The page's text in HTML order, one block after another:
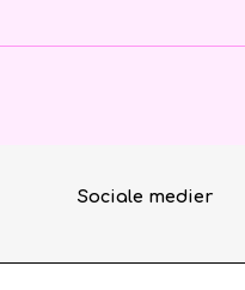
Sociale medier